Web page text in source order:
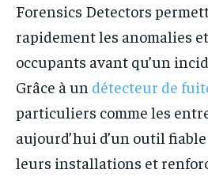
Forensics Detectors
rapidement les anomalies
occupants avant qu’un
Grâce à un détecteur de
particuliers comme les
aujourd’hui d’un outil
leurs installations et